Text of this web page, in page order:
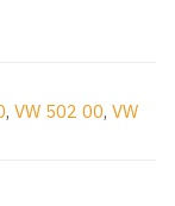
, VW 502 00, VW